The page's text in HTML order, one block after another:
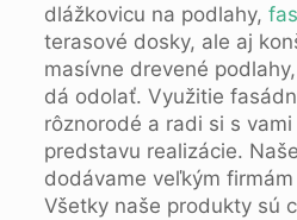
dlážkovicu na podlahy,
terasové dosky, ale aj
masívne drevené
dá odolať. Využitie
rôznorodé a radi si s
predstavu realizácie.
dodávame veľkým
Všetky naše produkty sú